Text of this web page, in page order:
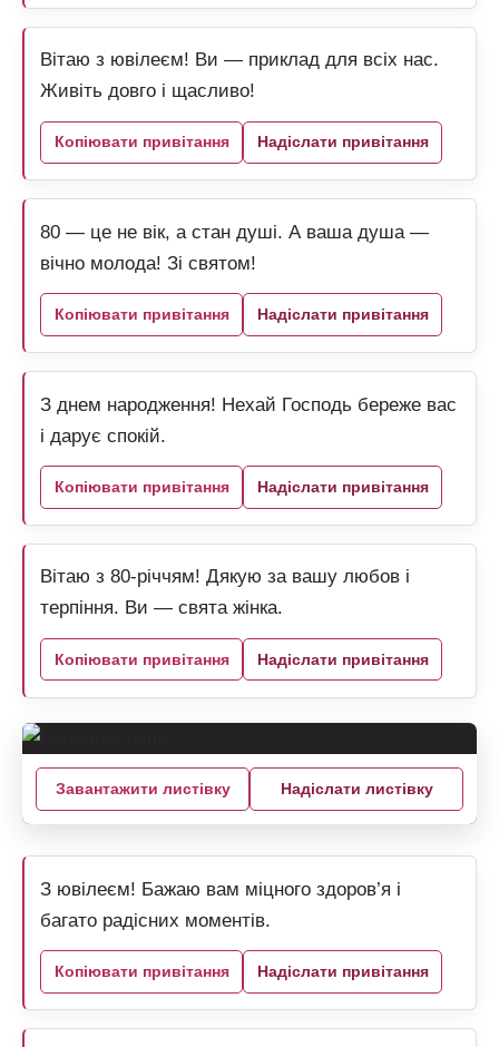
Вітаю з ювілеєм! Ви — приклад для всіх нас.
Живіть довго і щасливо!
Копіювати привітання Надіслати привітання
80 — це не вік, а стан душі. А ваша душа —
вічно молода! Зі святом!
Копіювати привітання Надіслати привітання
З днем народження! Нехай Господь береже вас
і дарує спокій.
Копіювати привітання Надіслати привітання
Вітаю з 80-річчям! Дякую за вашу любов і
терпіння. Ви — свята жінка.
Копіювати привітання Надіслати привітання
Завантажити листівку Надіслати листівку
З ювілеєм! Бажаю вам міцного здоров’я і
багато радісних моментів.
Копіювати привітання Надіслати привітання